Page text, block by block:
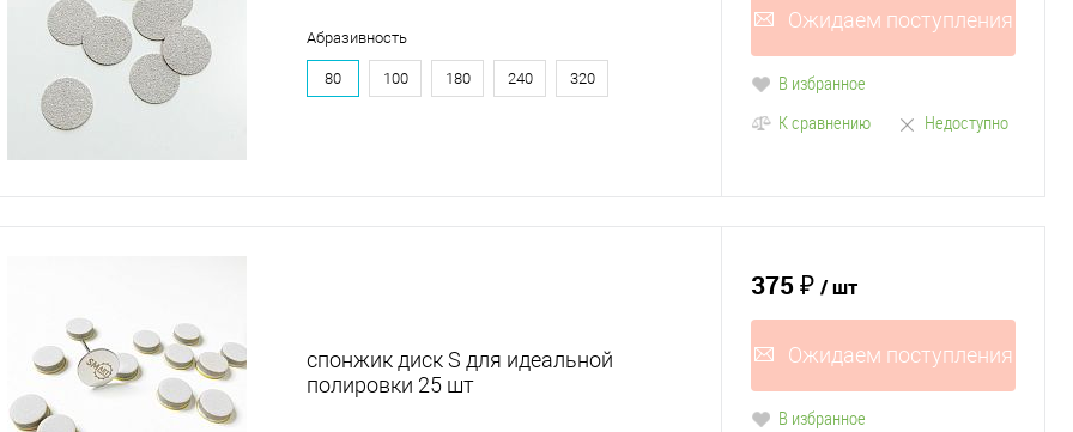
Абразивность
80 100 180 240 320
Ожидаем поступления
В избранное
К сравнению
Недоступно
спонжик диск S для идеальной
полировки 25 шт
375 ₽ / шт
Ожидаем поступления
В избранное